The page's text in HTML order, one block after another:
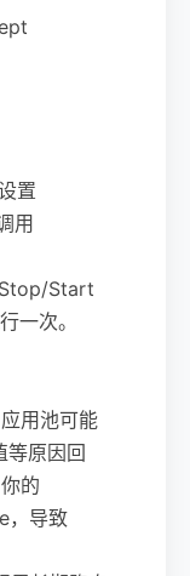
置
用
Start
一次。
用池可能
等原因回
的
，导致